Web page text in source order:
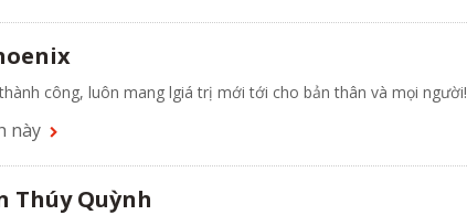
công, luôn mang lgiá trị mới tới cho bản thân và mọi người!
này
Thúy Quỳnh